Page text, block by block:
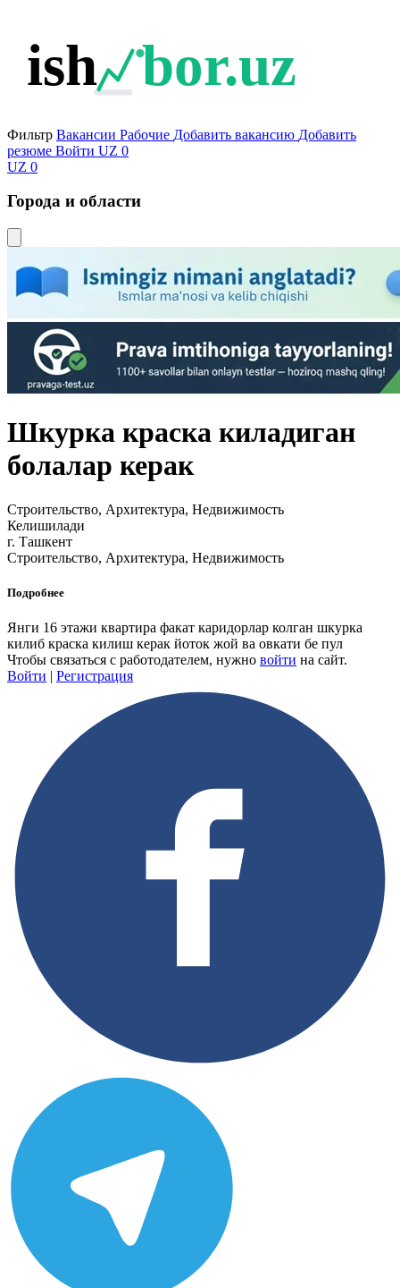
ish bor.uz
Фильтр Вакансии Рабочие Добавить вакансию Добавить
резюме Войти UZ 0
UZ 0
Города и области
Шкурка краска киладиган
болалар керак
Строительство, Архитектура, Недвижимость
Келишилади
г. Ташкент
Строительство, Архитектура, Недвижимость
Подробнее
Янги 16 этажи квартира факат каридорлар колган шкурка
килиб краска килиш керак йоток жой ва овкати бе пул
Чтобы связаться с работодателем, нужно войти на сайт.
Войти | Регистрация